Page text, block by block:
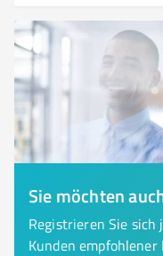
Sie möchten
Registrieren Sie
Kunden empfohlener